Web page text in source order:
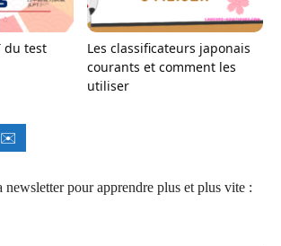
du test
Les classificateurs japonais
courants et comment les
utiliser
✉️
newsletter pour apprendre plus et plus vite :